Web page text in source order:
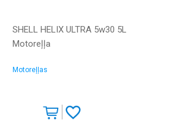
SHELL HELIX ULTRA 5w30 5L
Motoreļļa
Motoreļļas